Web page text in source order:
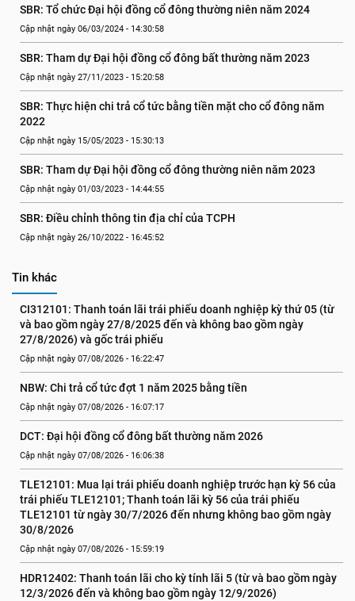
SBR: Tổ chức Đại hội đồng cổ đông thường niên năm 2024
Cập nhật ngày 06/03/2024 - 14:30:58
SBR: Tham dự Đại hội đồng cổ đông bất thường năm 2023
Cập nhật ngày 27/11/2023 - 15:20:58
SBR: Thực hiện chi trả cổ tức bằng tiền mặt cho cổ đông năm
2022
Cập nhật ngày 15/05/2023 - 15:30:13
SBR: Tham dự Đại hội đồng cổ đông thường niên năm 2023
Cập nhật ngày 01/03/2023 - 14:44:55
SBR: Điều chỉnh thông tin địa chỉ của TCPH
Cập nhật ngày 26/10/2022 - 16:45:52
Tin khác
CI312101: Thanh toán lãi trái phiếu doanh nghiệp kỳ thứ 05 (từ
và bao gồm ngày 27/8/2025 đến và không bao gồm ngày
27/8/2026) và gốc trái phiếu
Cập nhật ngày 07/08/2026 - 16:22:47
NBW: Chi trả cổ tức đợt 1 năm 2025 bằng tiền
Cập nhật ngày 07/08/2026 - 16:07:17
DCT: Đại hội đồng cổ đông bất thường năm 2026
Cập nhật ngày 07/08/2026 - 16:06:38
TLE12101: Mua lại trái phiếu doanh nghiệp trước hạn kỳ 56 của
trái phiếu TLE12101; Thanh toán lãi kỳ 56 của trái phiếu
TLE12101 từ ngày 30/7/2026 đến nhưng không bao gồm ngày
30/8/2026
Cập nhật ngày 07/08/2026 - 15:59:19
HDR12402: Thanh toán lãi cho kỳ tính lãi 5 (từ và bao gồm ngày
12/3/2026 đến và không bao gồm ngày 12/9/2026)